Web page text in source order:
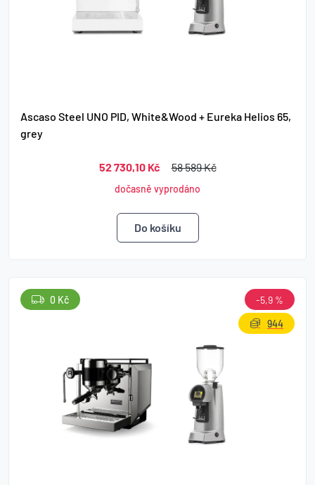
Ascaso Steel UNO PID, White&Wood + Eureka Helios 65,
grey
52 730,10 Kč 58 589 Kč
dočasně vyprodáno
0 Kč
-5,9 %
944